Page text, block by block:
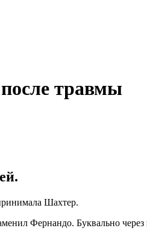
травмы
Шахтер.
Фернандо. Буквально